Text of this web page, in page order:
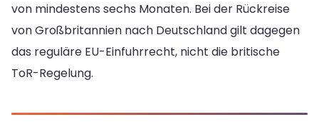
von mindestens sechs Monaten. Bei der Rückreise
von Großbritannien nach Deutschland gilt dagegen
das reguläre EU-Einfuhrrecht, nicht die britische
ToR-Regelung.